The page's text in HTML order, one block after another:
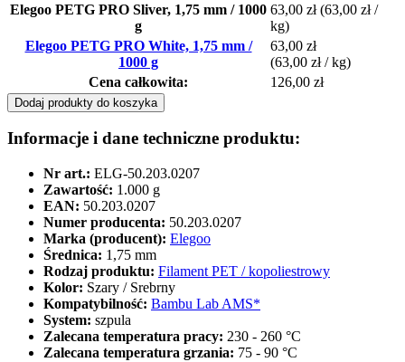
Elegoo PETG PRO Sliver, 1,75 mm / 1000
g
63,00 zł (63,00 zł /
kg)
Elegoo PETG PRO White, 1,75 mm /
1000 g
63,00 zł
(63,00 zł / kg)
Cena całkowita:
126,00 zł
Dodaj produkty do koszyka
Informacje i dane techniczne produktu:
Nr art.: ELG-50.203.0207
Zawartość: 1.000 g
EAN: 50.203.0207
Numer producenta: 50.203.0207
Marka (producent): Elegoo
Średnica: 1,75 mm
Rodzaj produktu: Filament PET / kopoliestrowy
Kolor: Szary / Srebrny
Kompatybilność: Bambu Lab AMS*
System: szpula
Zalecana temperatura pracy: 230 - 260 °C
Zalecana temperatura grzania: 75 - 90 °C